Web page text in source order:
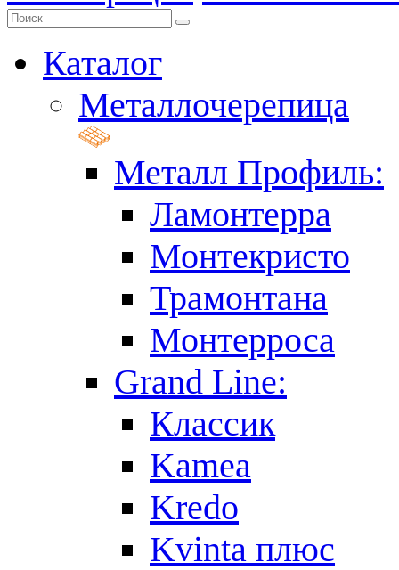
Каталог
Металлочерепица
Металл Профиль:
Ламонтерра
Монтекристо
Трамонтана
Монтерроса
Grand Line:
Классик
Kamea
Kredo
Kvinta плюс